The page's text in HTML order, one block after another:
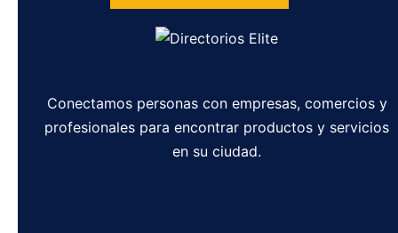
Conectamos personas con empresas, comercios y
profesionales para encontrar productos y servicios
en su ciudad.